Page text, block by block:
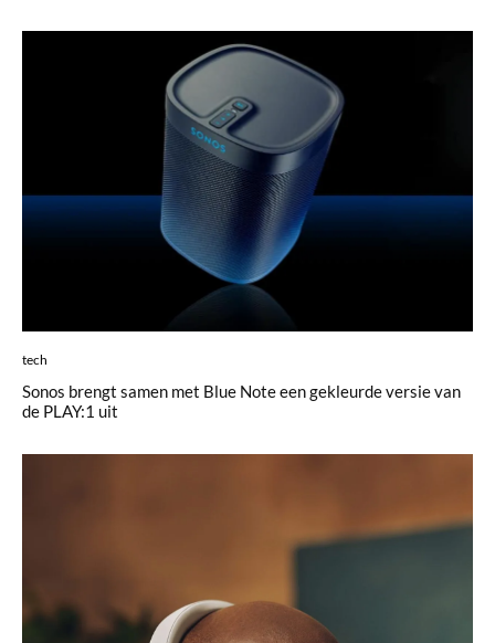
tech
Sonos brengt samen met Blue Note een gekleurde versie van
de PLAY:1 uit